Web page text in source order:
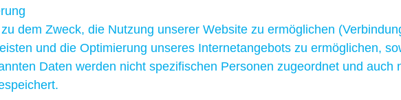
dem Zweck, die Nutzung unserer Website zu ermöglichen
und die Optimierung unseres Internetangebots zu ermöglichen,
Daten werden nicht spezifischen Personen zugeordnet und auch